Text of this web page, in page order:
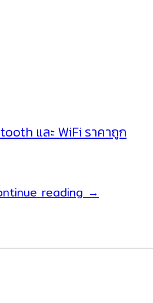
และ WiFi ราคาถูก
readingเครื่องพิมพ์
แบบ
→